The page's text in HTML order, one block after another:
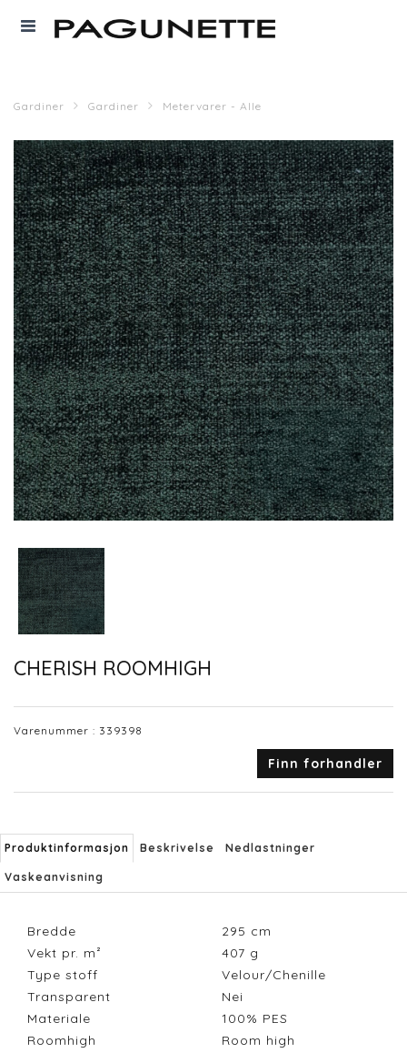
Gardiner Gardiner Metervarer - Alle
CHERISH ROOMHIGH
Varenummer : 339398
Finn forhandler
Produktinformasjon Beskrivelse Nedlastninger
Vaskeanvisning
Bredde 295 cm
Vekt pr. m²
407 g
Type stoff
Velour/Chenille
Transparent
Nei
Materiale
100% PES
Roomhigh
Room high